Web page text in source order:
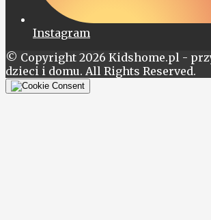
Instagram
© Copyright 2026 Kidshome.pl -
dzieci i domu. All Rights Reserved.